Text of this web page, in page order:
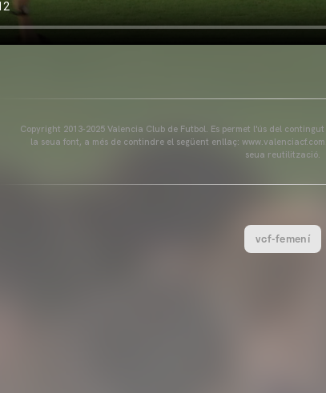
Copyright 2013-2025 Valencia Club de Futbol. Es permet l'ús del
la seua font, a més de contindre el següent enllaç:
seua reutilització.
vcf-femení